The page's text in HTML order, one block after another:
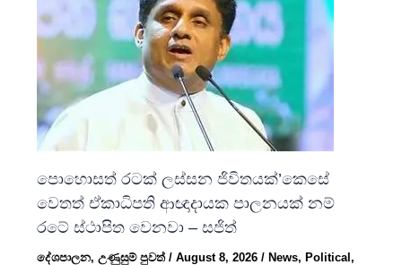
පොහොසත් රටක් ලස්සන ජිවිතයක්’කෙසේ
වෙතත් ඒකාධිපති ආඥාදායක පාලනයක් නම්
රටේ ස්ථාපිත වෙනවා – සජිත්
දේශපාලන,උණුසුම් පුවත්/August 8, 2026/News,Political,